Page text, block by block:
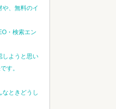
や、無料のイ
・検索エン
しようと思い
す。
なときどうし